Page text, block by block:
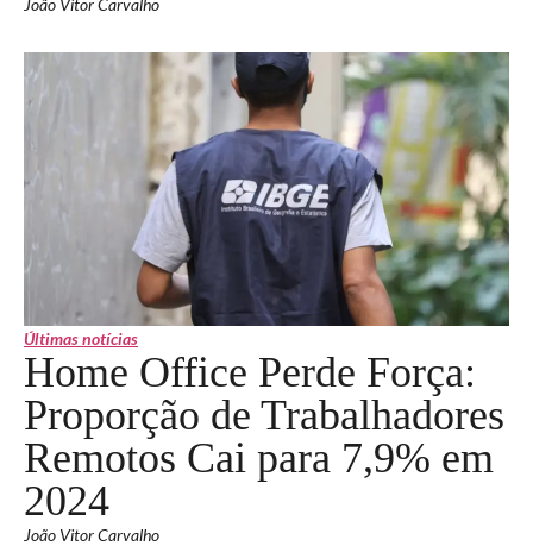
João Vitor Carvalho
Últimas notícias
Home Office Perde Força:
Proporção de Trabalhadores
Remotos Cai para 7,9% em
2024
João Vitor Carvalho